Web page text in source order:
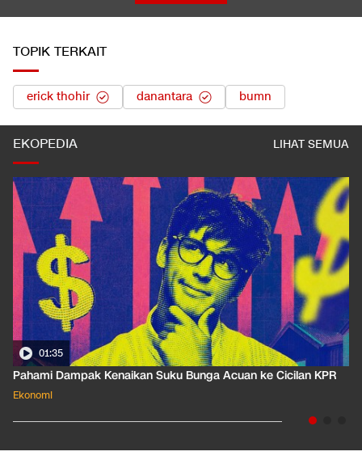
TOPIK TERKAIT
erick thohir danantara bumn
EKOPEDIA LIHAT SEMUA
01:35
Pahami Dampak Kenaikan Suku Bunga Acuan ke Cicilan KPR
Ekonomi